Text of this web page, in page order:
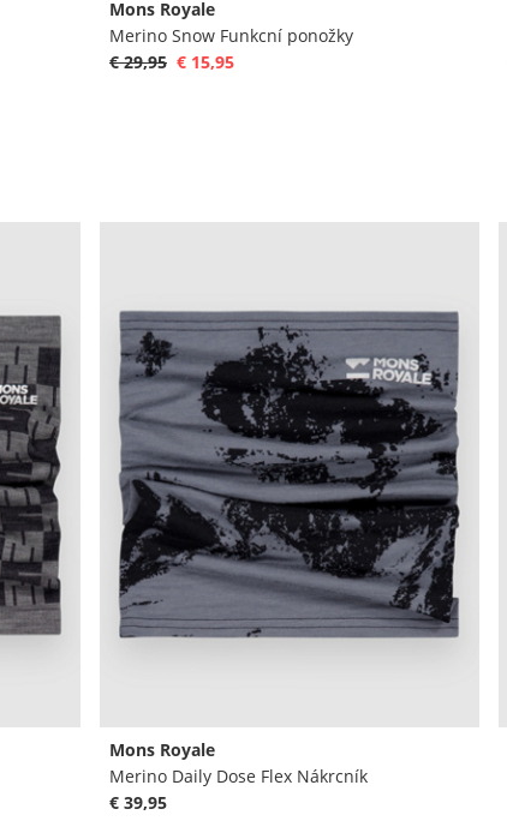
Mons Royale
Merino Snow Funkcní ponožky
€ 29,95 € 15,95
Mons Royale
Merino Daily Dose Flex Nákrcník
€ 39,95